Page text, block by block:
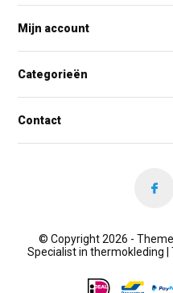
Mijn account
Categorieën
Contact
© Copyright 2026 -
Specialist in thermokleding